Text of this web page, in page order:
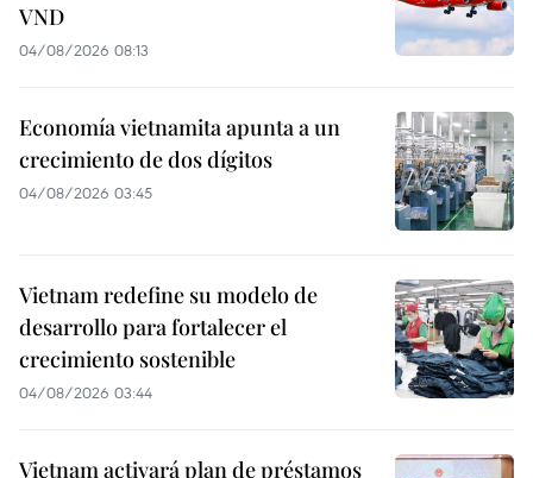
VND
04/08/2026 08:13
Economía vietnamita apunta a un
crecimiento de dos dígitos
04/08/2026 03:45
Vietnam redefine su modelo de
desarrollo para fortalecer el
crecimiento sostenible
04/08/2026 03:44
Vietnam activará plan de préstamos